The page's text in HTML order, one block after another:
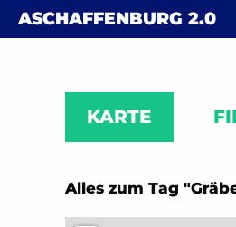
Skip to content
ASCHAFFENBURG 2.0
KARTE
Alles zum Tag